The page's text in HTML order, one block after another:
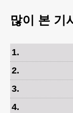
많이 본 기
1.
2.
3.
4.